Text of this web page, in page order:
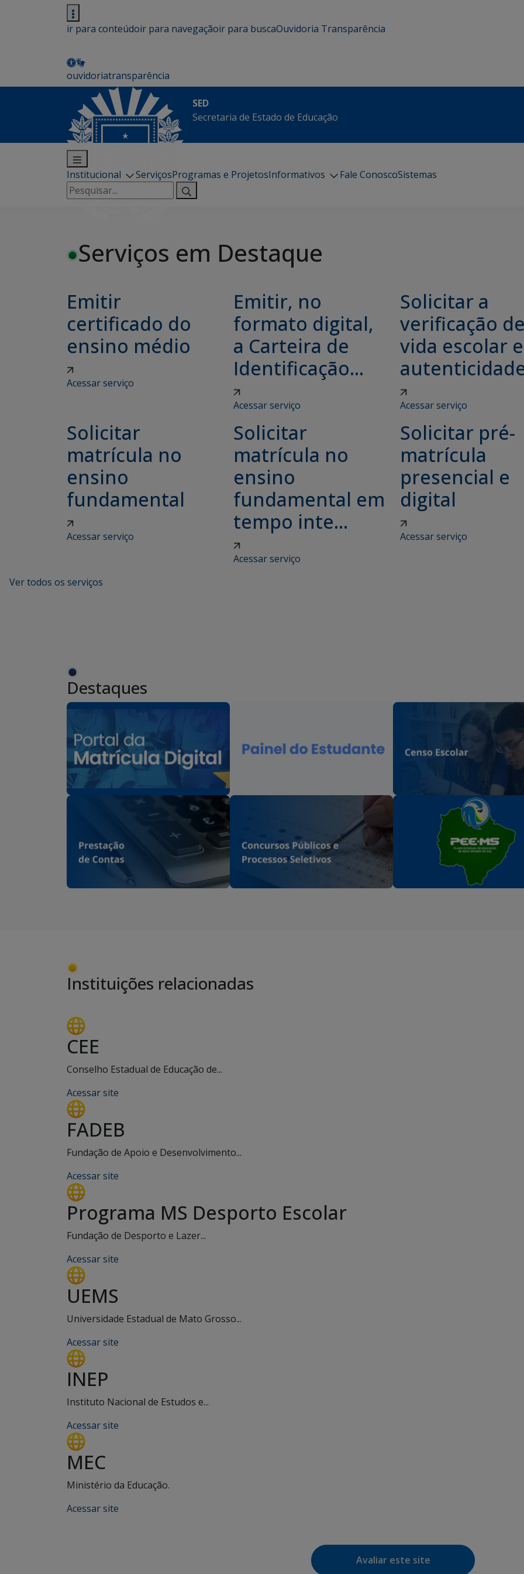
ir para conteúdoir para navegaçãoir para buscaOuvidoria Transparência
ouvidoriatransparência
SED
Secretaria de Estado de Educação
Institucional ServiçosProgramas e ProjetosInformativos Fale ConoscoSistemas
Pesquisar
por:
Serviços em Destaque
Emitir
certificado do
ensino médio
Acessar serviço
Emitir, no
formato digital,
a Carteira de
Identificação...
Acessar serviço
Solicitar a
verificação de
vida escolar e
Acessar serviço
Solicitar
matrícula no
ensino
fundamental
Acessar serviço
Solicitar
matrícula no
ensino
fundamental em
tempo inte...
Acessar serviço
Solicitar pré-
matrícula
presencial e
digital
Acessar serviço
Ver todos os serviços
Destaques
Instituições relacionadas
CEE
Conselho Estadual de Educação de...
Acessar site
FADEB
Fundação de Apoio e Desenvolvimento...
Acessar site
Programa MS Desporto Escolar
Fundação de Desporto e Lazer...
Acessar site
UEMS
Universidade Estadual de Mato Grosso...
Acessar site
INEP
Instituto Nacional de Estudos e...
Acessar site
MEC
Ministério da Educação.
Acessar site
Avaliar este site